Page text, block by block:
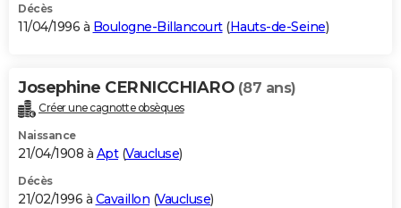
Décès
11/04/1996 à Boulogne-Billancourt(Hauts-de-Seine)
Josephine CERNICCHIARO (87 ans)
Créer une cagnotte obsèques
Naissance
21/04/1908 à Apt(Vaucluse)
Décès
21/02/1996 à Cavaillon (Vaucluse)